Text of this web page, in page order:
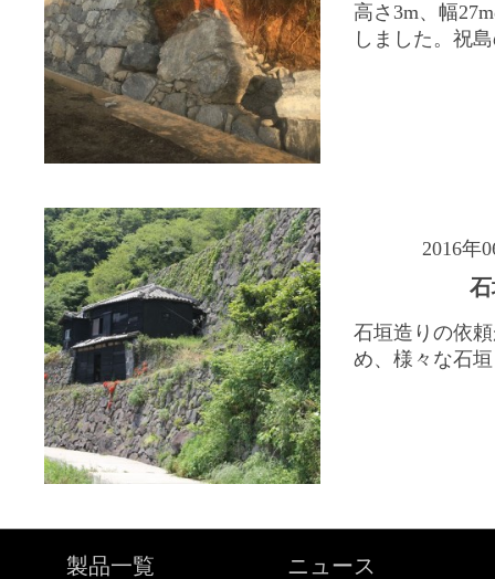
高さ3m、幅
しました。祝
2016年
石垣造りの依
め、様々な石
製品一覧 ニュース